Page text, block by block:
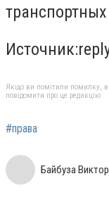
Якщо ви помітили помилку,
повідомити про це редакцію
#права
Байбуза